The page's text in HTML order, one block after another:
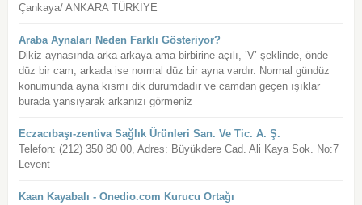
Çankaya/ ANKARA TÜRKİYE
Araba Aynaları Neden Farklı Gösteriyor?
Dikiz aynasında arka arkaya ama birbirine açılı, ’V’ şeklinde, önde
düz bir cam, arkada ise normal düz bir ayna vardır. Normal gündüz
konumunda ayna kısmı dik durumdadır ve camdan geçen ışıklar
burada yansıyarak arkanızı görmeniz
Eczacıbaşı-zentiva Sağlık Ürünleri San. Ve Tic. A. Ş.
Telefon: (212) 350 80 00, Adres: Büyükdere Cad. Ali Kaya Sok. No:7
Levent
Kaan Kayabalı - Onedio.com Kurucu Ortağı